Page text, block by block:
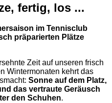
fertig, los ...
im Tennisclub
präparierten Plätze
Zeit auf unseren frisch
Wintermonaten kehrt das
Sonne auf dem Platz,
das vertraute Geräusch
den Schuhen.